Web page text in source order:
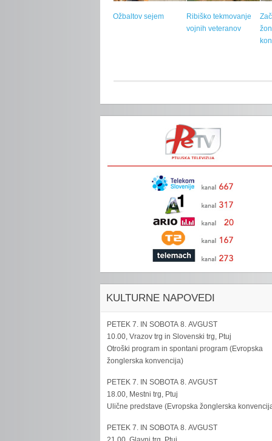
Ožbaltov sejem
Ribiško tekmovanje
vojnih veteranov
KULTURNE NAPOVEDI
PETEK 7. IN SOBOTA 8. AVGUST
10.00, Vrazov trg in Slovenski trg, Ptuj
Otroški program in spontani program (Evropska
žonglerska konvencija)
PETEK 7. IN SOBOTA 8. AVGUST
18.00, Mestni trg, Ptuj
Ulične predstave (Evropska žonglerska
PETEK 7. IN SOBOTA 8. AVGUST